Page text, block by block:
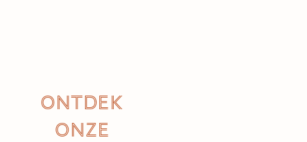
Ontdek
onze